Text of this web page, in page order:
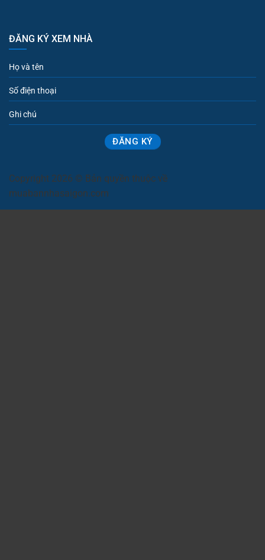
ĐĂNG KÝ XEM NHÀ
Copyright 2026 © Bản quyền thuộc về
muabannhasaigon.com